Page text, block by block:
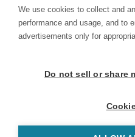
We use cookies to collect and
performance and usage, and to
advertisements only for
Do not sell or share